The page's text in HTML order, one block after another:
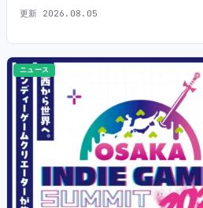
更新 2026.08.05
ニュース